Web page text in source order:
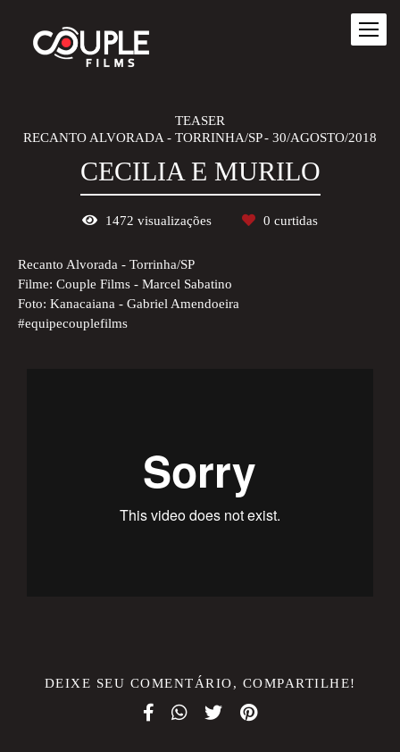
TEASER
RECANTO ALVORADA - TORRINHA/SP
30/AGOSTO/2018
CECILIA E MURILO
1472 visualizações 0 curtidas
Recanto Alvorada - Torrinha/SP
Filme: Couple Films - Marcel Sabatino
Foto: Kanacaiana - Gabriel Amendoeira
#equipecouplefilms
DEIXE SEU COMENTÁRIO, COMPARTILHE!